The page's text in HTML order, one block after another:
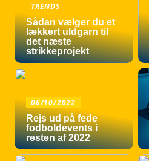
TRENDS
Sådan vælger du et
lækkert uldgarn til
det næste
strikkeprojekt
06/10/2022
Rejs ud på fede
fodboldevents i
resten af 2022